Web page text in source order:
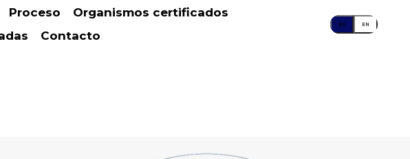
Proceso
Organismos certificados
Contacto
ES EN